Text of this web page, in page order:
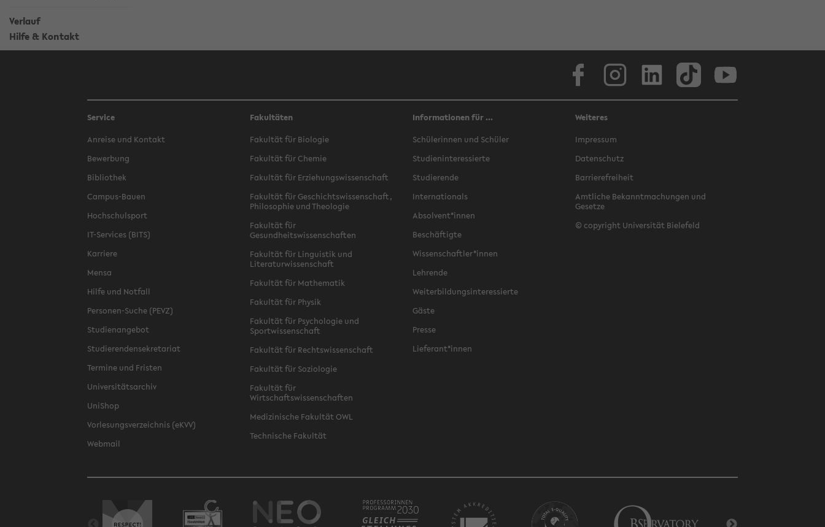
Verlauf
Hilfe & Kontakt
Service
Anreise und Kontakt
Bewerbung
Bibliothek
Campus-Bauen
Hochschulsport
IT-Services (BITS)
Karriere
Mensa
Hilfe und Notfall
Personen-Suche (PEVZ)
Studienangebot
Studierendensekretariat
Termine und Fristen
Universitätsarchiv
UniShop
Vorlesungsverzeichnis (eKVV)
Webmail
Fakultäten
Fakultät für Biologie
Fakultät für Chemie
Fakultät für Erziehungswissenschaft
Fakultät für Geschichtswissenschaft,
Philosophie und Theologie
Fakultät für
Gesundheitswissenschaften
Fakultät für Linguistik und
Literaturwissenschaft
Fakultät für Mathematik
Fakultät für Physik
Fakultät für Psychologie und
Sportwissenschaft
Fakultät für Rechtswissenschaft
Fakultät für Soziologie
Fakultät für
Wirtschaftswissenschaften
Medizinische Fakultät OWL
Technische Fakultät
Informationen für ...
Schülerinnen und Schüler
Studieninteressierte
Studierende
Internationals
Absolvent*innen
Beschäftigte
Wissenschaftler*innen
Lehrende
Weiterbildungsinteressierte
Gäste
Presse
Lieferant*innen
Weiteres
Impressum
Datenschutz
Barrierefreiheit
Amtliche Bekanntmachungen und
Gesetze
© copyright Universität Bielefeld